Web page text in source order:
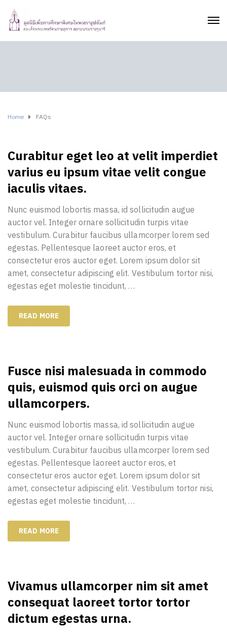
Home FAQs
Curabitur eget leo at velit imperdiet
varius eu ipsum vitae velit congue
iaculis vitaes.
Nunc euismod lobortis massa, id sollicitudin augue
auctor vel. Integer ornare sollicitudin turpis vitae
vestibulum. Curabitur faucibus ullamcorper lorem sed
egestas. Pellentesque laoreet auctor eros, et
consectetur eros auctor eget. Lorem ipsum dolor sit
amet, consectetur adipiscing elit. Vestibulum tortor nisi,
egestas eget molestie tincidunt,…
READ MORE
Fusce nisi malesuada in commodo
quis, euismod quis orci on augue
ullamcorpers.
Nunc euismod lobortis massa, id sollicitudin augue
auctor vel. Integer ornare sollicitudin turpis vitae
vestibulum. Curabitur faucibus ullamcorper lorem sed
egestas. Pellentesque laoreet auctor eros, et
consectetur eros auctor eget. Lorem ipsum dolor sit
amet, consectetur adipiscing elit. Vestibulum tortor nisi,
egestas eget molestie tincidunt,…
READ MORE
Vivamus ullamcorper nim sit amet
consequat laoreet tortor tortor
dictum egestas urna.